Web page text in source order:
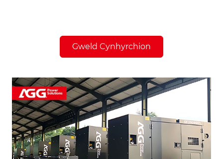
Gweld Cynhyrchion